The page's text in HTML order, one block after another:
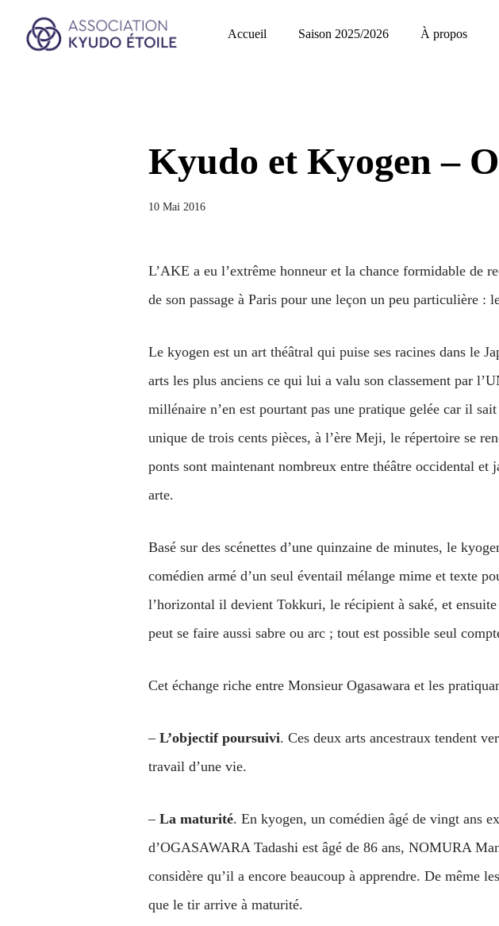
Accueil Saison 2025/2026 À propos
Kyudo et Kyogen –
10 Mai 2016
L’AKE a eu l’extrême honneur et la chance formidable de
de son passage à Paris pour une leçon un peu particulière :
Le kyogen est un art théâtral qui puise ses racines dans le
arts les plus anciens ce qui lui a valu son classement par
millénaire n’en est pourtant pas une pratique gelée car il
unique de trois cents pièces, à l’ère Meji, le répertoire se
ponts sont maintenant nombreux entre théâtre occidental
arte.
Basé sur des scénettes d’une quinzaine de minutes, le
comédien armé d’un seul éventail mélange mime et texte
l’horizontal il devient Tokkuri, le récipient à saké, et
peut se faire aussi sabre ou arc ; tout est possible seul
Cet échange riche entre Monsieur Ogasawara et les
– L’objectif poursuivi. Ces deux arts ancestraux tendent
travail d’une vie.
– La maturité. En kyogen, un comédien âgé de vingt ans
d’OGASAWARA Tadashi est âgé de 86 ans, NOMURA
considère qu’il a encore beaucoup à apprendre. De même
que le tir arrive à maturité.